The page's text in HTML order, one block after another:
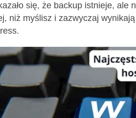
się, że backup istnieje, ale
niż myślisz i zazwyczaj